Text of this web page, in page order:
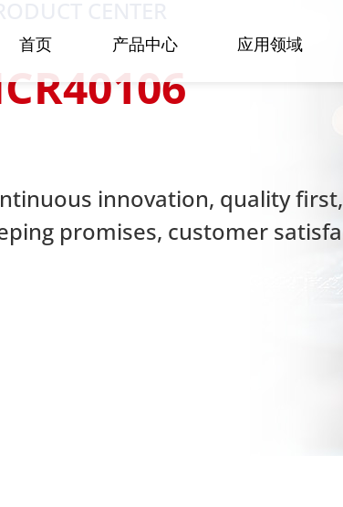
首页 产品中心 应用领域
innovation, quality first,
promises, customer